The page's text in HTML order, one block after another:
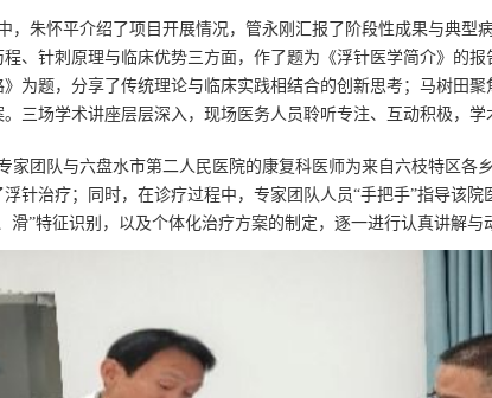
，朱怀平介绍了项目开展情况，管永刚汇报了阶段性成果与典型
、针刺原理与临床优势三方面，作了题为《浮针医学简介》的
为题，分享了传统理论与临床实践相结合的创新思考；马树田
三场学术讲座层层深入，现场医务人员聆听专注、互动积极，学
家团队与六盘水市第二人民医院的康复科医师为来自六枝特区各
针治疗；同时，在诊疗过程中，专家团队人员“手把手”指导该
滑”特征识别，以及个体化治疗方案的制定，逐一进行认真讲解与